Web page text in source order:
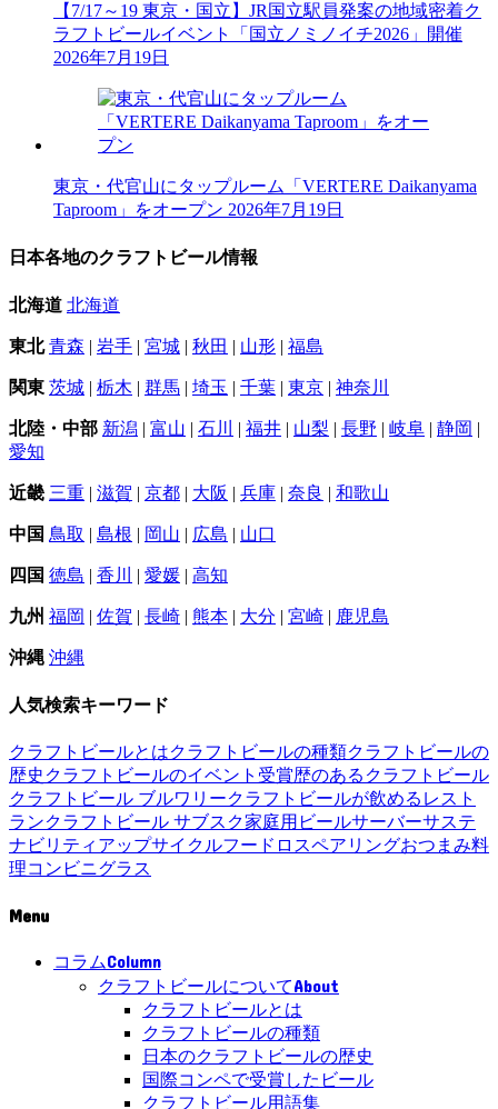
【7/17～19 東京・国立】JR国立駅員発案の地域密着ク
ラフトビールイベント「国立ノミノイチ2026」開催
2026年7月19日
東京・代官山にタップルーム「VERTERE Daikanyama
Taproom」をオープン 2026年7月19日
日本各地のクラフトビール情報
北海道 北海道
東北 青森 | 岩手 | 宮城 | 秋田 | 山形 | 福島
関東 茨城 | 栃木 | 群馬 | 埼玉 | 千葉 | 東京 | 神奈川
北陸・中部 新潟 | 富山 | 石川 | 福井 | 山梨 | 長野 | 岐阜 | 静岡 |
愛知
近畿 三重 | 滋賀 | 京都 | 大阪 | 兵庫 | 奈良 | 和歌山
中国 鳥取 | 島根 | 岡山 | 広島 | 山口
四国 徳島 | 香川 | 愛媛 | 高知
九州 福岡 | 佐賀 | 長崎 | 熊本 | 大分 | 宮崎 | 鹿児島
沖縄 沖縄
人気検索キーワード
クラフトビールとはクラフトビールの種類クラフトビールの
歴史 クラフトビールのイベント 受賞歴のあるクラフトビール
クラフトビール ブルワリークラフトビールが飲めるレスト
ランクラフトビール サブスク家庭用ビールサーバーサステ
ナビリティ アップサイクルフードロスペアリングおつまみ料
理コンビニグラス
Menu
コラムColumn
クラフトビールについてAbout
クラフトビールとは
クラフトビールの種類
日本のクラフトビールの歴史
国際コンペで受賞したビール
クラフトビール用語集